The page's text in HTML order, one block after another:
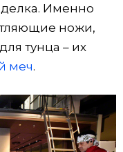
Именно
ножи,
тунца – их
меч.